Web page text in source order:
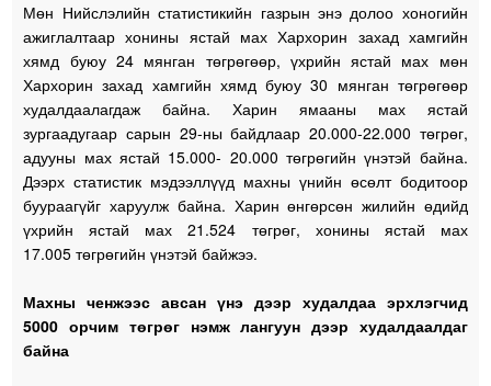
Мөн Нийслэлийн статистикийн газрын энэ долоо хоногийн
ажиглалтаар хонины ястай мах Хархорин захад хамгийн
хямд буюу 24 мянган төгрөгөөр, үхрийн ястай мах мөн
Хархорин захад хамгийн хямд буюу 30 мянган төгрөгөөр
худалдаалагдаж байна. Харин ямааны мах ястай
зургаадугаар сарын 29-ны байдлаар 20.000-22.000 төгрөг,
адууны мах ястай 15.000- 20.000 төгрөгийн үнэтэй байна.
Дээрх статистик мэдээллүүд махны үнийн өсөлт бодитоор
буураагүйг харуулж байна. Харин өнгөрсөн жилийн өдийд
үхрийн ястай мах 21.524 төгрөг, хонины ястай мах
17.005 төгрөгийн үнэтэй байжээ.
Махны ченжээс авсан үнэ дээр худалдаа эрхлэгчид
5000 орчим төгрөг нэмж лангуун дээр худалдаалдаг
байна